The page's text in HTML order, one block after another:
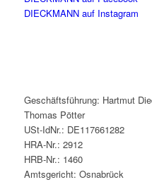
DIECKMANN auf Instagram
Geschäftsführung: Hartmut
Thomas Pötter
USt-IdNr.: DE117661282
HRA-Nr.: 2912
HRB-Nr.: 1460
Amtsgericht: Osnabrück